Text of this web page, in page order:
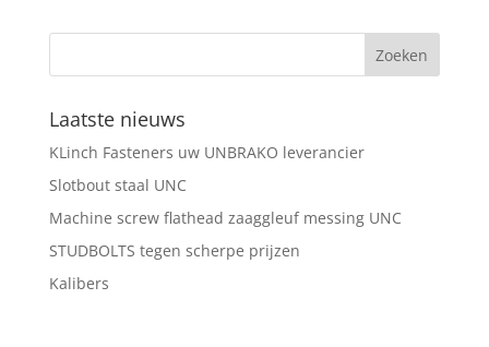
Laatste nieuws
KLinch Fasteners uw UNBRAKO leverancier
Slotbout staal UNC
Machine screw flathead zaaggleuf messing UNC
STUDBOLTS tegen scherpe prijzen
Kalibers